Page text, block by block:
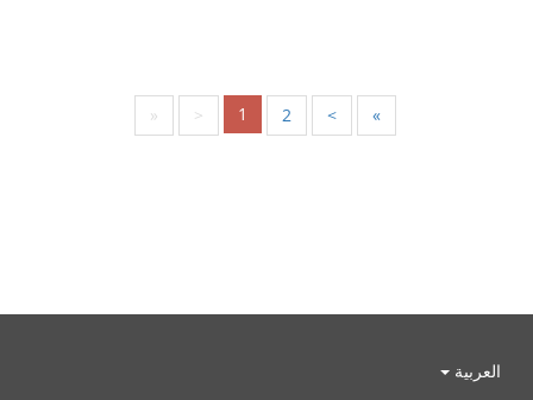
« < 1 2 > »
العربية